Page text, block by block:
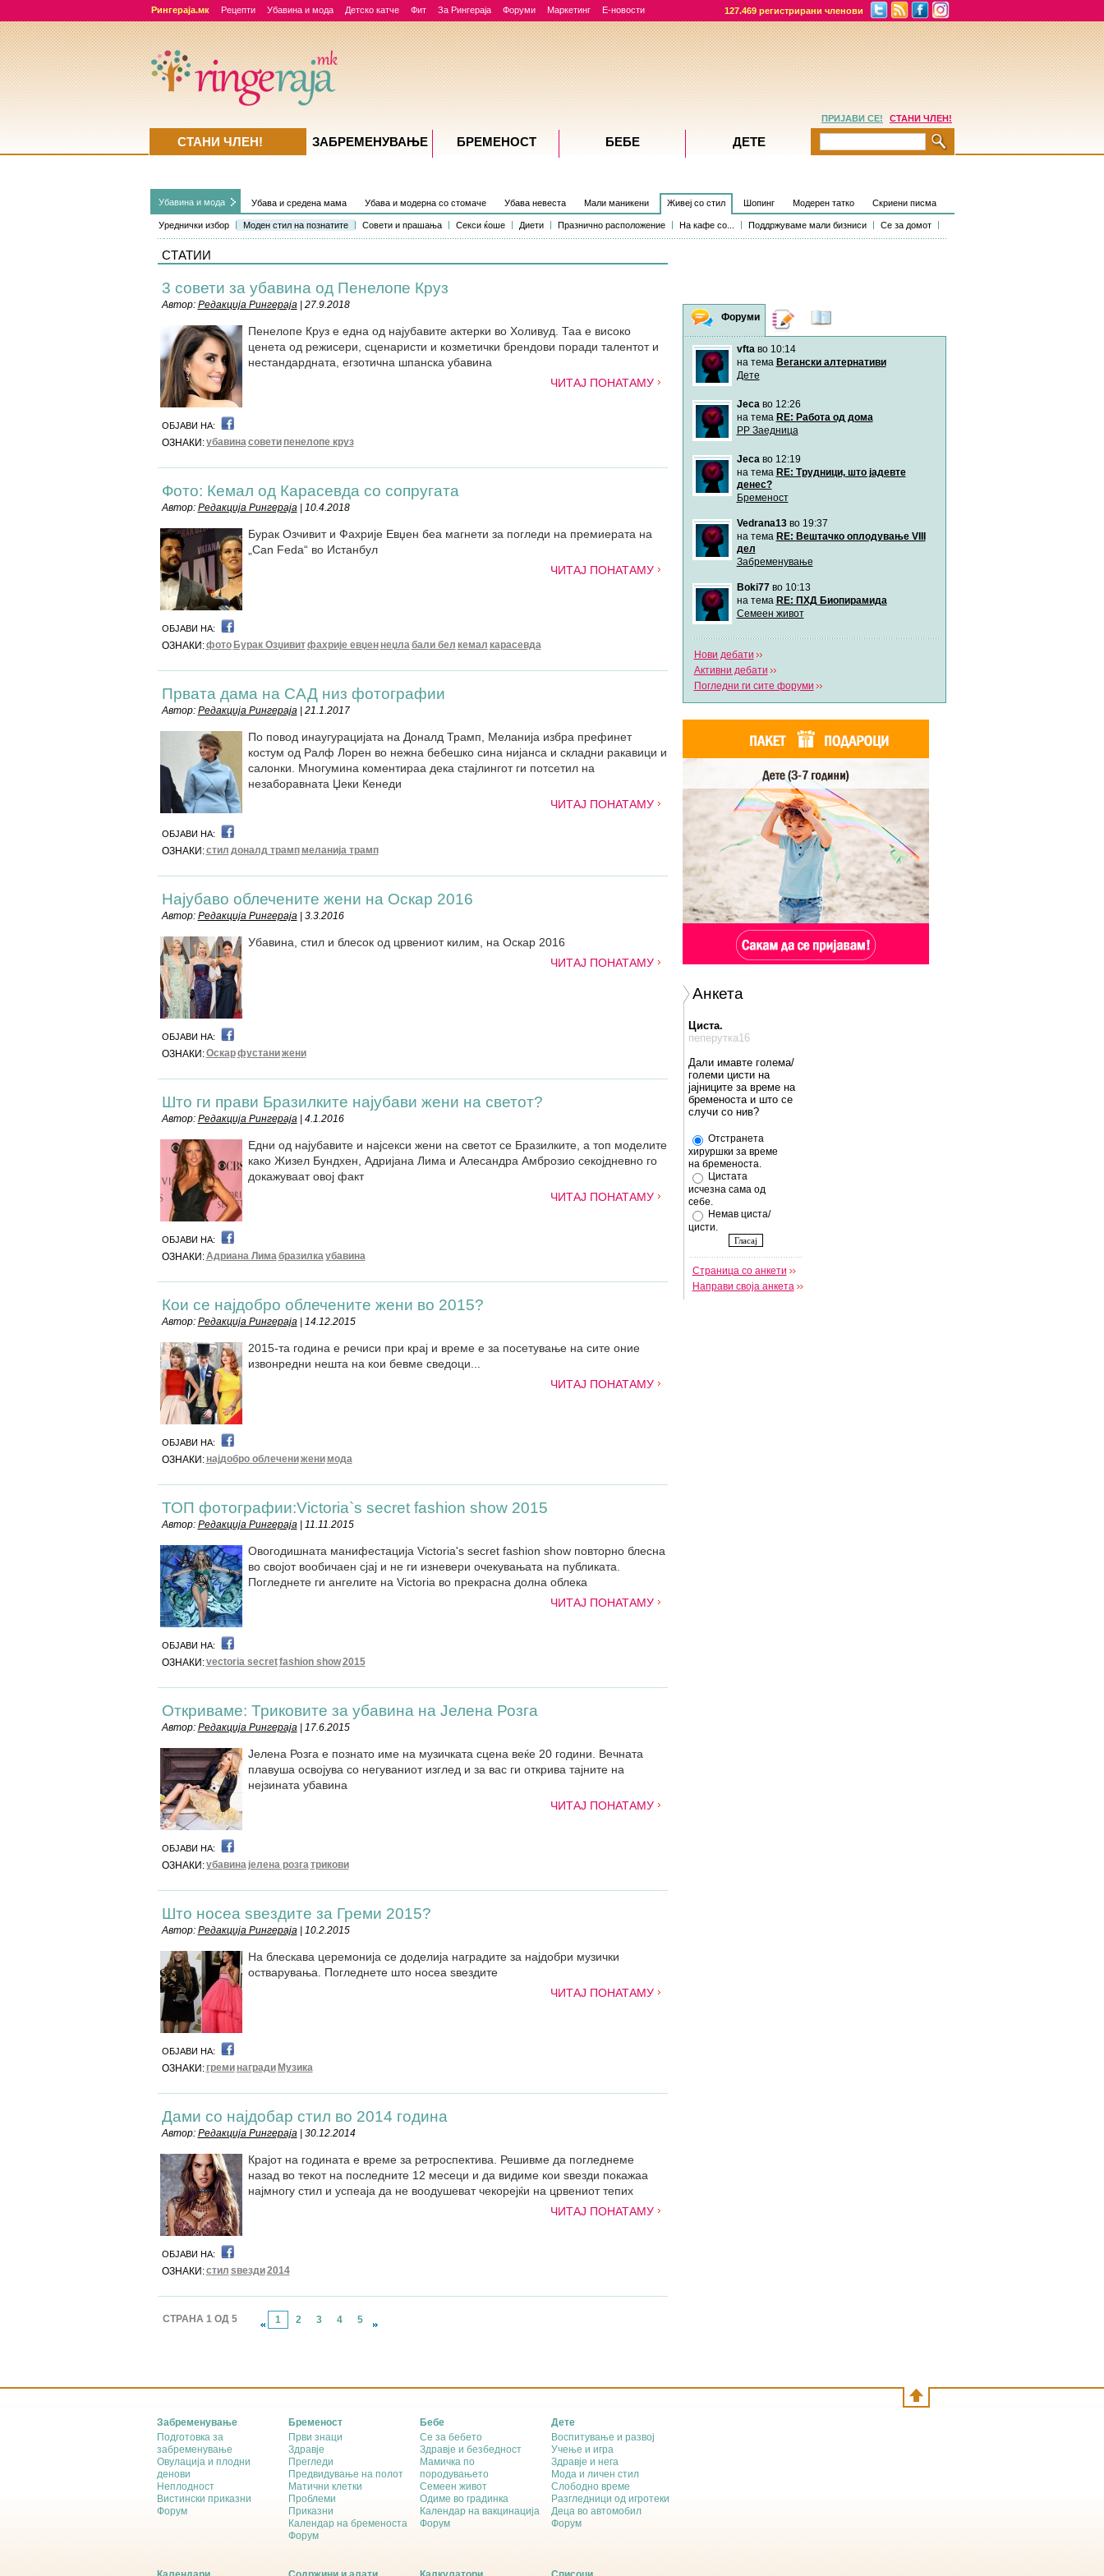
Рингераја.мк Рецепти Убавина и мода Детско катче Фит За Рингераја Форуми Маркетинг Е-новости 127.469 регистрирани членови
Убавина и мода Убава и средена мама Убава и модерна со стомаче Убава невеста Мали маникени Живеј со стил
Уреднички избор Моден стил на познатите Совети и прашања Секси ќоше Диети Празнично расположение На кафе со... Поддржуваме мали бизниси Се за домот
Шопинг Модерен татко Скриени писма
СТАТИИ
3 совети за убавина од Пенелопе Круз
Автор: Редакција Рингераја| 27.9.2018
Пенелопе Круз е една од најубавите актерки во Холивуд. Таа е високо
ценета од режисери, сценаристи и козметички брендови поради талентот и
нестандардната, егзотична шпанска убавина
ЧИТАЈ ПОНАТАМУ
ОБЈАВИ НА:
ОЗНАКИ:убавинасовети пенелопе круз
Фото: Кемал од Карасевда со сопругата
Автор: Редакција Рингераја| 10.4.2018
Бурак Озчивит и Фахрије Евџен беа магнети за погледи на премиерата на
„Can Feda“ во Истанбул
ЧИТАЈ ПОНАТАМУ
ОБЈАВИ НА:
ОЗНАКИ:фото Бурак Озџивитфахрије евџен неџлабали бел кемал карасевда
Првата дама на САД низ фотографии
Автор: Редакција Рингераја| 21.1.2017
По повод инаугурацијата на Доналд Трамп, Меланија избра префинет
костум од Ралф Лорен во нежна бебешко сина нијанса и складни ракавици и
салонки. Многумина коментираа дека стајлингот ги потсетил на
незаборавната Џеки Кенеди
ЧИТАЈ ПОНАТАМУ
ОБЈАВИ НА:
ОЗНАКИ:стил доналд трамп меланија трамп
Најубаво облечените жени на Оскар 2016
Автор: Редакција Рингераја| 3.3.2016
Убавина, стил и блесок од црвениот килим, на Оскар 2016
ЧИТАЈ ПОНАТАМУ
ОБЈАВИ НА:
ОЗНАКИ:Оскарфустанижени
Што ги прави Бразилките најубави жени на светот?
Автор: Редакција Рингераја| 4.1.2016
Едни од најубавите и најсекси жени на светот се Бразилките, а топ моделите
како Жизел Бундхен, Адријана Лима и Алесандра Амброзио секојдневно го
докажуваат овој факт
ЧИТАЈ ПОНАТАМУ
ОБЈАВИ НА:
ОЗНАКИ:Адриана Лимабразилкаубавина
Кои се најдобро облечените жени во 2015?
Автор: Редакција Рингераја| 14.12.2015
2015-та година е речиси при крај и време е за посетување на сите оние
извонредни нешта на кои бевме сведоци...
ЧИТАЈ ПОНАТАМУ
ОБЈАВИ НА:
ОЗНАКИ: најдобро облеченижени мода
ТОП фотографии:Victoria`s secret fashion show 2015
Автор: Редакција Рингераја| 11.11.2015
Овогодишната манифестација Victoria's secret fashion show повторно блесна
во својот вообичаен сјај и не ги изневери очекувањата на публиката.
Погледнете ги ангелите на Victoria во прекрасна долна облека
ЧИТАЈ ПОНАТАМУ
ОБЈАВИ НА:
ОЗНАКИ:vectoria secretfashion show2015
Откриваме: Триковите за убавина на Јелена Розга
Автор: Редакција Рингераја| 17.6.2015
Јелена Розга е познато име на музичката сцена веќе 20 години. Вечната
плавуша освојува со негуваниот изглед и за вас ги открива тајните на
нејзината убавина
ЧИТАЈ ПОНАТАМУ
ОБЈАВИ НА:
ОЗНАКИ:убавина јелена розгатрикови
Што носеа ѕвездите за Греми 2015?
Автор: Редакција Рингераја| 10.2.2015
На блескава церемонија се доделија наградите за најдобри музички
остварувања. Погледнете што носеа ѕвездите
ЧИТАЈ ПОНАТАМУ
ОБЈАВИ НА:
ОЗНАКИ: греми награди Музика
Дами со најдобар стил во 2014 година
Автор: Редакција Рингераја| 30.12.2014
Крајот на годината е време за ретроспектива. Решивме да погледнеме
назад во текот на последните 12 месеци и да видиме кои ѕвезди покажаа
најмногу стил и успеаја да не воодушеват чекорејќи на црвениот тепих
ЧИТАЈ ПОНАТАМУ
ОБЈАВИ НА:
ОЗНАКИ:стил ѕвезди2014
СТРАНА 1 ОД 5 1 2 3 4 5
Форуми Дневници
vftaво 10:14
на тема Вегански алтернативи
Дете
Jecaво 12:26
на тема RE: Работа од дома
РР Заедница
Jecaво 12:19
на тема RE: Трудници, што јадевте
денес?
Бременост
Vedrana13во 19:37
на тема RE: Вештачко оплодување VIII
дел
Забременување
Boki77во 10:13
на тема RE: ПХД Биопирамида
Семеен живот
Нови дебати
Активни дебати
Погледни ги сите форуми
Анкета
Циста.
пеперутка16
Дали имавте голема/
големи цисти на
јајниците за време на
бременоста и што се
случи со нив?
Отстранета
хируршки за време
на бременоста.
Цистата
исчезна сама од
себе.
Немав циста/
цисти.
Страница со анкети
Направи своја анкета
ПРИЈАВИ СЕ! СТАНИ ЧЛЕН!
СТАНИ ЧЛЕН! ЗАБРЕМЕНУВАЊE БРЕМЕНОСТ БЕБЕ ДЕТЕ
Забременување
Подготовка за
забременување
Овулација и плодни
денови
Неплодност
Вистински приказни
Форум
Бременост
Први знаци
Здравје
Прегледи
Предвидување на полот
Матични клетки
Проблеми
Приказни
Календар на бременоста
Форум
Бебе
Се за бебето
Здравје и безбедност
Мамичка по
породувањето
Семеен живот
Одиме во градинка
Календар на вакцинација
Форум
Дете
Воспитување и развој
Учење и игра
Здравје и нега
Мода и личен стил
Слободно време
Разгледници од игротеки
Деца во автомобил
Форум